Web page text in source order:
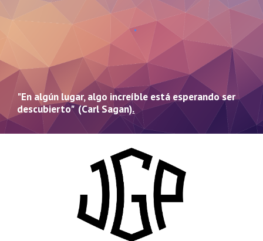
"En algún lugar, algo increíble está esperando ser
descubierto" (Carl Sagan).